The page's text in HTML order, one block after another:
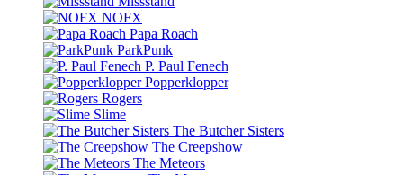
NOFX
Papa Roach
ParkPunk
P. Paul Fenech
Popperklopper
Rogers
Slime
The Butcher Sisters
The Creepshow
The Meteors